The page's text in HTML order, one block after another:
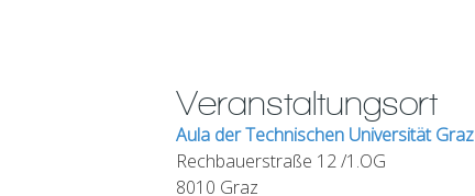
Veranstaltungsort
Aula der Technischen Universität Graz
Rechbauerstraße 12 /1.OG
8010 Graz